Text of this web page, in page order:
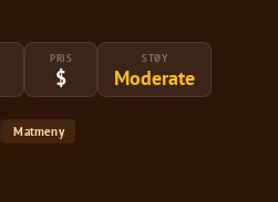
PRIS
$
STØY
Moderate
Matmeny